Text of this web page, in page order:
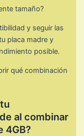
y seguir las
placa madre y
posible.
qué combinación
al combinar
4GB?